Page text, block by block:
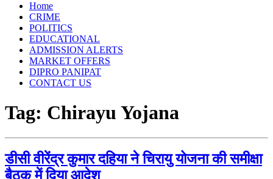
Home
CRIME
POLITICS
EDUCATIONAL
ADMISSION ALERTS
MARKET OFFERS
DIPRO PANIPAT
CONTACT US
Tag: Chirayu Yojana
डीसी वीरेंद्र कुमार दहिया ने चिरायु योजना की समीक्षा
बैठक में दिया आदेश